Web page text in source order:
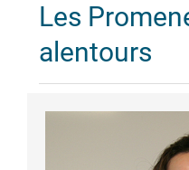
Les
alentours